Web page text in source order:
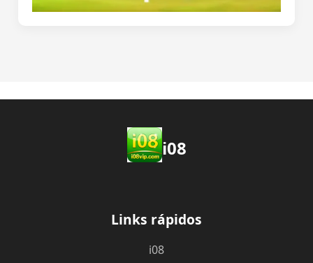
i08
Links rápidos
i08